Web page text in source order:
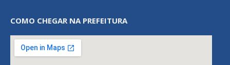
COMO CHEGAR NA PREFEITURA